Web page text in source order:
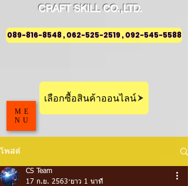
CRAFT SKILL CO.,LTD.
089-816-8548 , 062-525-2519 , 092-545-5588
เลือกซื้อสินค้าออนไลน์
ME
NU
โพสต์
CS Team
17 ก.ย. 2563 ยาว 1 นาที